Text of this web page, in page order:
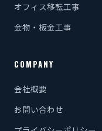
オフィス移転工事
金物・板金工事
COMPANY
会社概要
お問い合わせ